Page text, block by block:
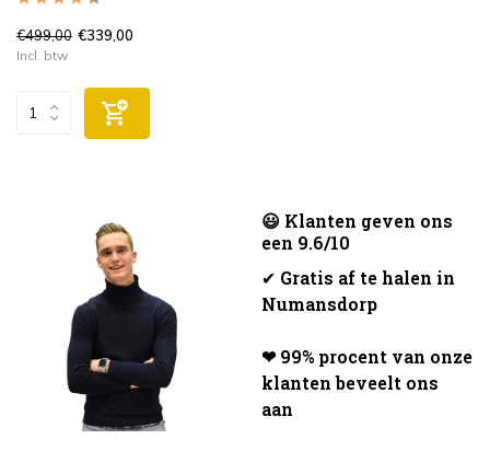
€499,00 €339,00
Incl. btw
😃 Klanten geven ons
een 9.6/10
✔ Gratis af te halen in
Numansdorp
❤ 99% procent van onze
klanten beveelt ons
aan